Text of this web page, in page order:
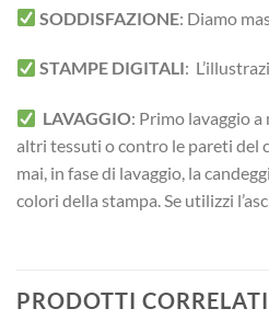
SODDISFAZIONE: Diamo
STAMPE DIGITALI:
LAVAGGIO: Primo lavaggio
altri tessuti o contro le pareti del
mai, in fase di lavaggio, la
colori della stampa. Se utilizzi
PRODOTTI CORRELATI